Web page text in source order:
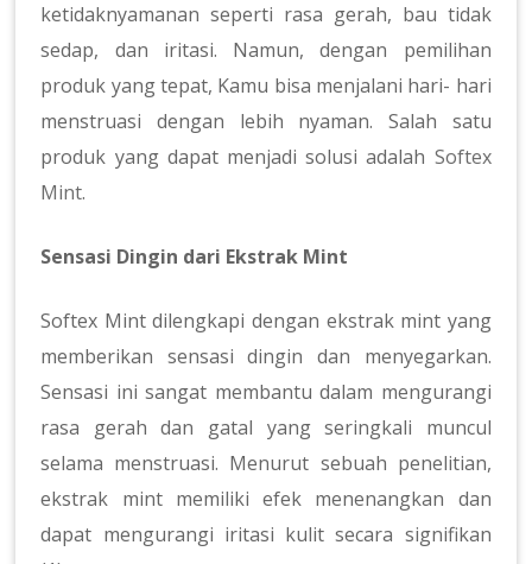
ketidaknyamanan seperti rasa gerah, bau tidak
sedap, dan iritasi. Namun, dengan pemilihan
produk yang tepat, Kamu bisa menjalani hari- hari
menstruasi dengan lebih nyaman. Salah satu
produk yang dapat menjadi solusi adalah Softex
Mint.
Sensasi Dingin dari Ekstrak Mint
Softex Mint dilengkapi dengan ekstrak mint yang
memberikan sensasi dingin dan menyegarkan.
Sensasi ini sangat membantu dalam mengurangi
rasa gerah dan gatal yang seringkali muncul
selama menstruasi. Menurut sebuah penelitian,
ekstrak mint memiliki efek menenangkan dan
dapat mengurangi iritasi kulit secara signifikan